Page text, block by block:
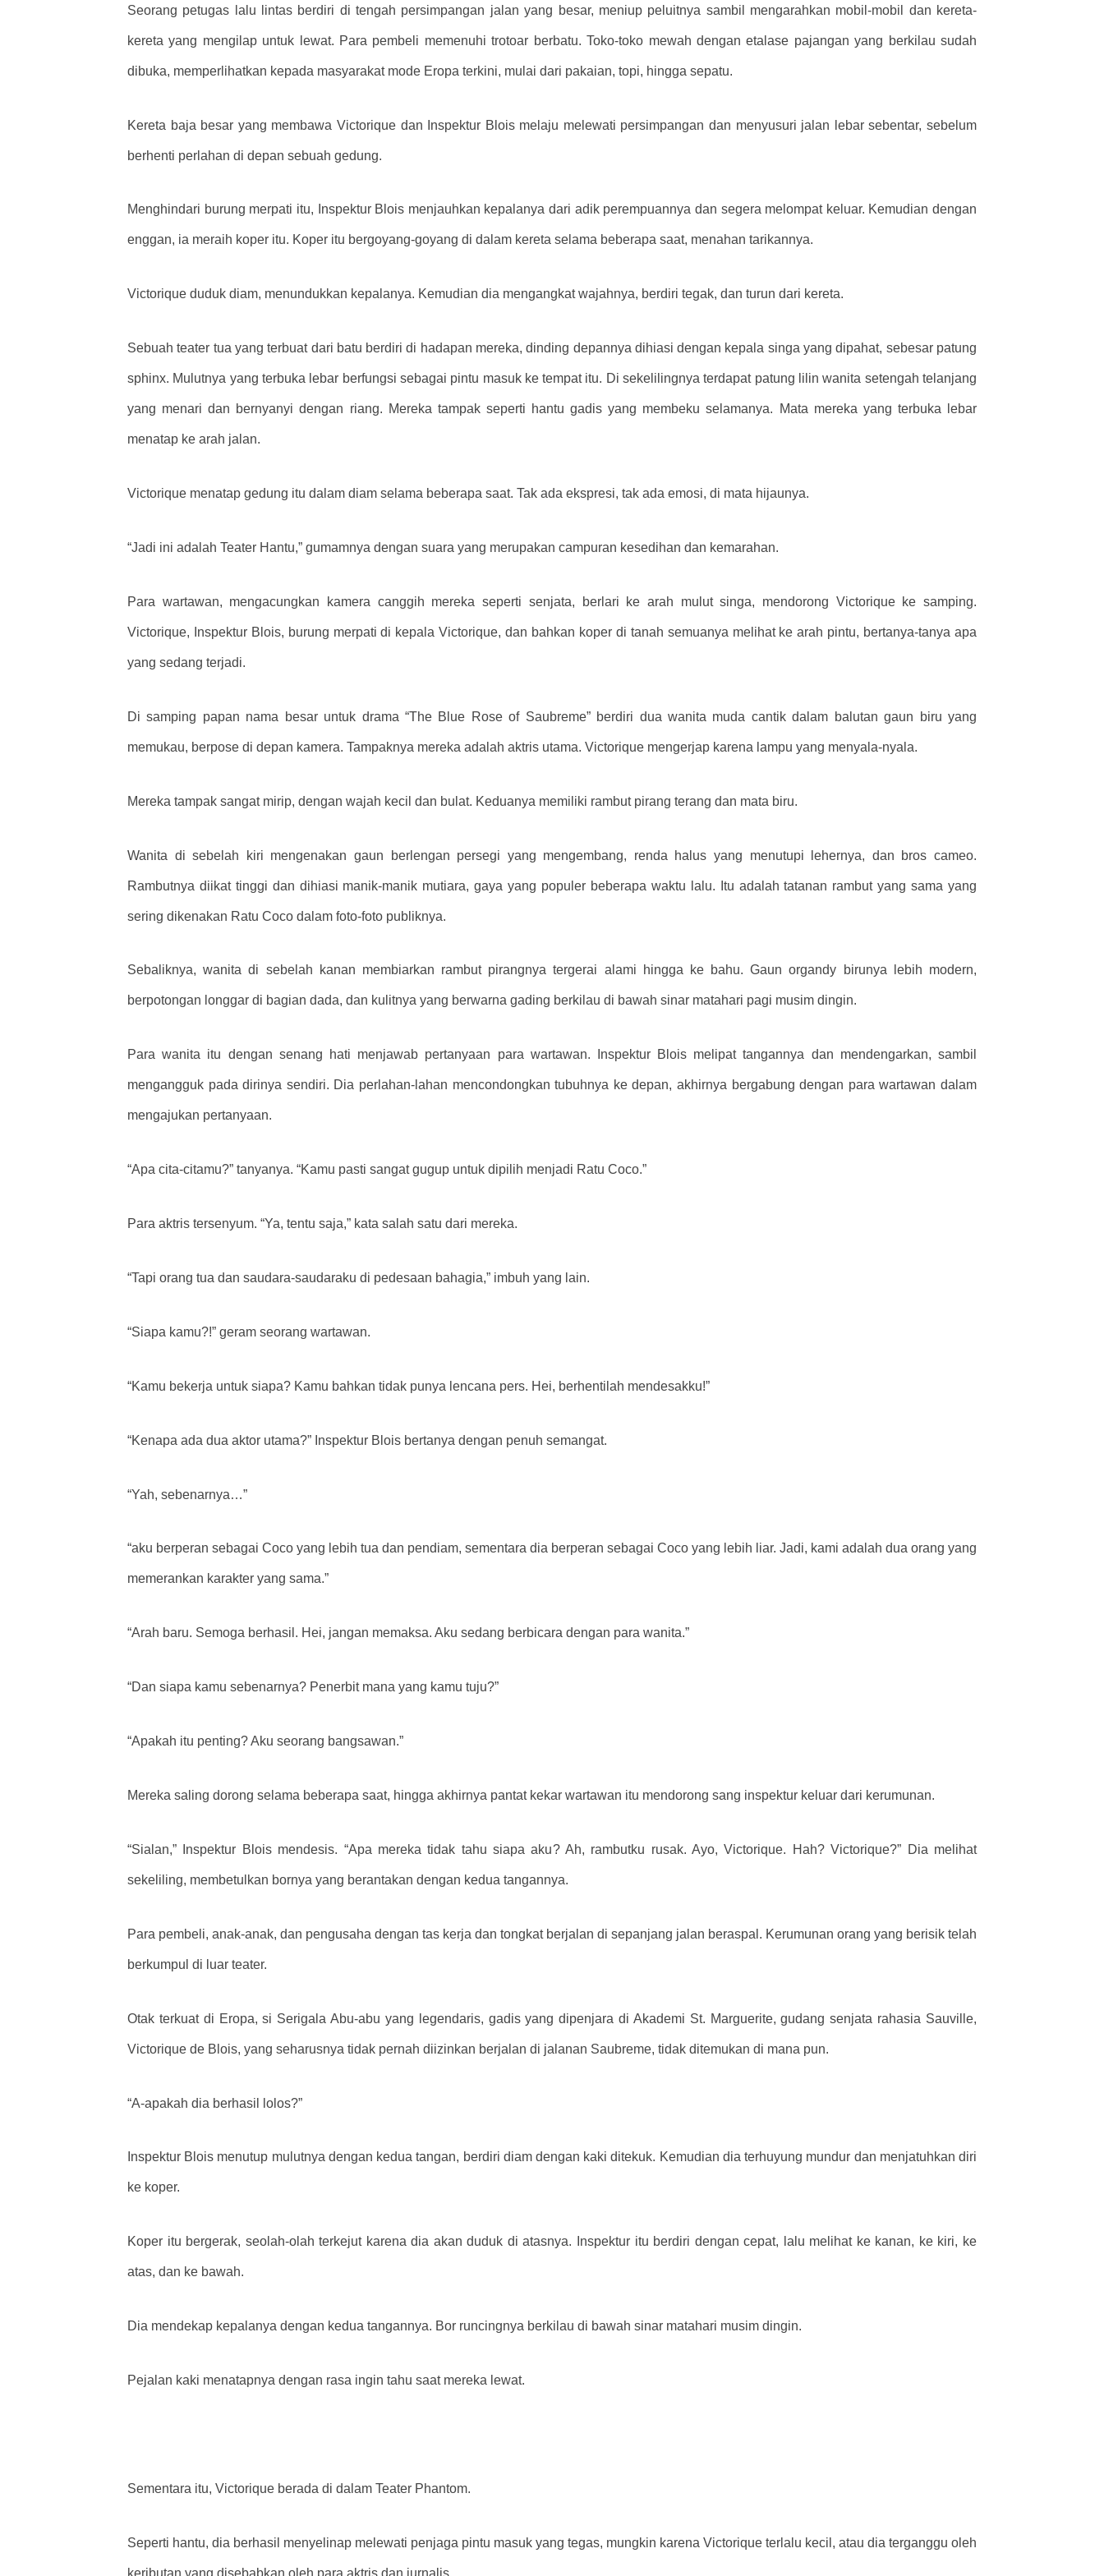
Seorang petugas lalu lintas berdiri di tengah persimpangan jalan yang besar, meniup peluitnya sambil mengarahkan mobil-mobil dan kereta-
kereta yang mengilap untuk lewat. Para pembeli memenuhi trotoar berbatu. Toko-toko mewah dengan etalase pajangan yang berkilau sudah
dibuka, memperlihatkan kepada masyarakat mode Eropa terkini, mulai dari pakaian, topi, hingga sepatu.
Kereta baja besar yang membawa Victorique dan Inspektur Blois melaju melewati persimpangan dan menyusuri jalan lebar sebentar, sebelum
berhenti perlahan di depan sebuah gedung.
Menghindari burung merpati itu, Inspektur Blois menjauhkan kepalanya dari adik perempuannya dan segera melompat keluar. Kemudian dengan
enggan, ia meraih koper itu. Koper itu bergoyang-goyang di dalam kereta selama beberapa saat, menahan tarikannya.
Victorique duduk diam, menundukkan kepalanya. Kemudian dia mengangkat wajahnya, berdiri tegak, dan turun dari kereta.
Sebuah teater tua yang terbuat dari batu berdiri di hadapan mereka, dinding depannya dihiasi dengan kepala singa yang dipahat, sebesar patung
sphinx. Mulutnya yang terbuka lebar berfungsi sebagai pintu masuk ke tempat itu. Di sekelilingnya terdapat patung lilin wanita setengah telanjang
yang menari dan bernyanyi dengan riang. Mereka tampak seperti hantu gadis yang membeku selamanya. Mata mereka yang terbuka lebar
menatap ke arah jalan.
Victorique menatap gedung itu dalam diam selama beberapa saat. Tak ada ekspresi, tak ada emosi, di mata hijaunya.
“Jadi ini adalah Teater Hantu,” gumamnya dengan suara yang merupakan campuran kesedihan dan kemarahan.
Para wartawan, mengacungkan kamera canggih mereka seperti senjata, berlari ke arah mulut singa, mendorong Victorique ke samping.
Victorique, Inspektur Blois, burung merpati di kepala Victorique, dan bahkan koper di tanah semuanya melihat ke arah pintu, bertanya-tanya apa
yang sedang terjadi.
Di samping papan nama besar untuk drama “The Blue Rose of Saubreme” berdiri dua wanita muda cantik dalam balutan gaun biru yang
memukau, berpose di depan kamera. Tampaknya mereka adalah aktris utama. Victorique mengerjap karena lampu yang menyala-nyala.
Mereka tampak sangat mirip, dengan wajah kecil dan bulat. Keduanya memiliki rambut pirang terang dan mata biru.
Wanita di sebelah kiri mengenakan gaun berlengan persegi yang mengembang, renda halus yang menutupi lehernya, dan bros cameo.
Rambutnya diikat tinggi dan dihiasi manik-manik mutiara, gaya yang populer beberapa waktu lalu. Itu adalah tatanan rambut yang sama yang
sering dikenakan Ratu Coco dalam foto-foto publiknya.
Sebaliknya, wanita di sebelah kanan membiarkan rambut pirangnya tergerai alami hingga ke bahu. Gaun organdy birunya lebih modern,
berpotongan longgar di bagian dada, dan kulitnya yang berwarna gading berkilau di bawah sinar matahari pagi musim dingin.
Para wanita itu dengan senang hati menjawab pertanyaan para wartawan. Inspektur Blois melipat tangannya dan mendengarkan, sambil
mengangguk pada dirinya sendiri. Dia perlahan-lahan mencondongkan tubuhnya ke depan, akhirnya bergabung dengan para wartawan dalam
mengajukan pertanyaan.
“Apa cita-citamu?” tanyanya. “Kamu pasti sangat gugup untuk dipilih menjadi Ratu Coco.”
Para aktris tersenyum. “Ya, tentu saja,” kata salah satu dari mereka.
“Tapi orang tua dan saudara-saudaraku di pedesaan bahagia,” imbuh yang lain.
“Siapa kamu?!” geram seorang wartawan.
“Kamu bekerja untuk siapa? Kamu bahkan tidak punya lencana pers. Hei, berhentilah mendesakku!”
“Kenapa ada dua aktor utama?” Inspektur Blois bertanya dengan penuh semangat.
“Yah, sebenarnya…”
“aku berperan sebagai Coco yang lebih tua dan pendiam, sementara dia berperan sebagai Coco yang lebih liar. Jadi, kami adalah dua orang yang
memerankan karakter yang sama.”
“Arah baru. Semoga berhasil. Hei, jangan memaksa. Aku sedang berbicara dengan para wanita.”
“Dan siapa kamu sebenarnya? Penerbit mana yang kamu tuju?”
“Apakah itu penting? Aku seorang bangsawan.”
Mereka saling dorong selama beberapa saat, hingga akhirnya pantat kekar wartawan itu mendorong sang inspektur keluar dari kerumunan.
“Sialan,” Inspektur Blois mendesis. “Apa mereka tidak tahu siapa aku? Ah, rambutku rusak. Ayo, Victorique. Hah? Victorique?” Dia melihat
sekeliling, membetulkan bornya yang berantakan dengan kedua tangannya.
Para pembeli, anak-anak, dan pengusaha dengan tas kerja dan tongkat berjalan di sepanjang jalan beraspal. Kerumunan orang yang berisik telah
berkumpul di luar teater.
Otak terkuat di Eropa, si Serigala Abu-abu yang legendaris, gadis yang dipenjara di Akademi St. Marguerite, gudang senjata rahasia Sauville,
Victorique de Blois, yang seharusnya tidak pernah diizinkan berjalan di jalanan Saubreme, tidak ditemukan di mana pun.
“A-apakah dia berhasil lolos?”
Inspektur Blois menutup mulutnya dengan kedua tangan, berdiri diam dengan kaki ditekuk. Kemudian dia terhuyung mundur dan menjatuhkan diri
ke koper.
Koper itu bergerak, seolah-olah terkejut karena dia akan duduk di atasnya. Inspektur itu berdiri dengan cepat, lalu melihat ke kanan, ke kiri, ke
atas, dan ke bawah.
Dia mendekap kepalanya dengan kedua tangannya. Bor runcingnya berkilau di bawah sinar matahari musim dingin.
Pejalan kaki menatapnya dengan rasa ingin tahu saat mereka lewat.
Sementara itu, Victorique berada di dalam Teater Phantom.
Seperti hantu, dia berhasil menyelinap melewati penjaga pintu masuk yang tegas, mungkin karena Victorique terlalu kecil, atau dia terganggu oleh
keributan yang disebabkan oleh para aktris dan jurnalis.